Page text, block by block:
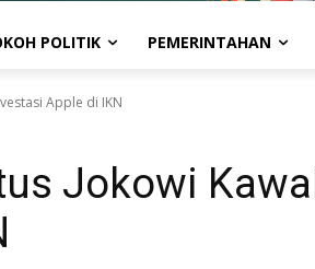
POLITIK PEMERINTAHAN
Apple di IKN
Jokowi Kawal